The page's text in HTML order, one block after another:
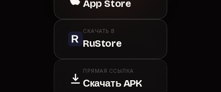
App Store
СКАЧАТЬ В
RuStore
ПРЯМАЯ ССЫЛКА
Скачать APK